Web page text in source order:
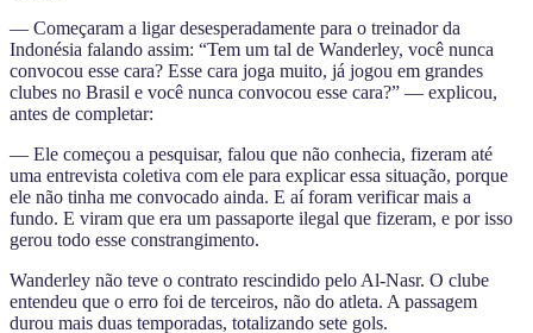
— Começaram a ligar desesperadamente para o treinador da
Indonésia falando assim: “Tem um tal de Wanderley, você nunca
convocou esse cara? Esse cara joga muito, já jogou em grandes
clubes no Brasil e você nunca convocou esse cara?” — explicou,
antes de completar:
— Ele começou a pesquisar, falou que não conhecia, fizeram até
uma entrevista coletiva com ele para explicar essa situação, porque
ele não tinha me convocado ainda. E aí foram verificar mais a
fundo. E viram que era um passaporte ilegal que fizeram, e por isso
gerou todo esse constrangimento.
Wanderley não teve o contrato rescindido pelo Al-Nasr. O clube
entendeu que o erro foi de terceiros, não do atleta. A passagem
durou mais duas temporadas, totalizando sete gols.